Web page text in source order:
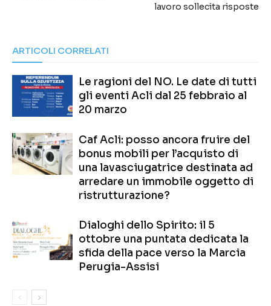
lavoro sollecita risposte
ARTICOLI CORRELATI
Le ragioni del NO. Le date di tutti
gli eventi Acli dal 25 febbraio al
20 marzo
Caf Acli: posso ancora fruire del
bonus mobili per l’acquisto di
una lavasciugatrice destinata ad
arredare un immobile oggetto di
ristrutturazione?
Dialoghi dello Spirito: il 5
ottobre una puntata dedicata la
sfida della pace verso la Marcia
Perugia-Assisi